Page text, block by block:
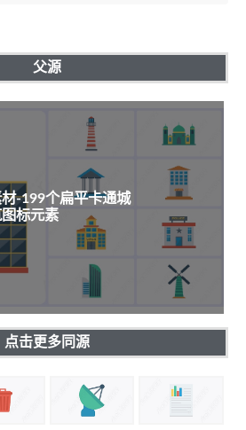
父源
-199个扁平卡通城
标元素
点击更多同源